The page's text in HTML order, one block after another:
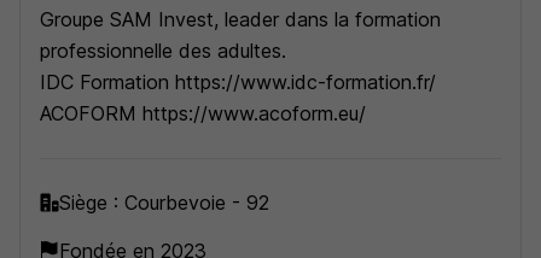
Groupe SAM Invest, leader dans la formation
professionnelle des adultes.
IDC Formation https://www.idc-formation.fr/
ACOFORM https://www.acoform.eu/
Siège : Courbevoie - 92
Fondée en 2023